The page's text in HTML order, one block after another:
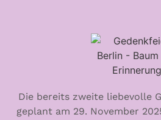
Die bereits zweite liebevolle
geplant am 29. November